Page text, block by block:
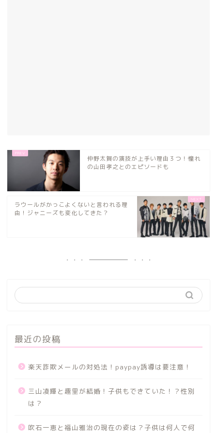
仲野太賀の演技が上手い理由３つ！憧れ
の山田孝之とのエピソードも
ラウールがかっこよくないと言われる理
由！ジャニーズも変化してきた？
最近の投稿
楽天詐欺メールの対処法！paypay誘導は要注意！
三山凌輝と趣里が結婚！子供もできていた！？性別
は？
吹石一恵と福山雅治の現在の姿は？子供は何人で何